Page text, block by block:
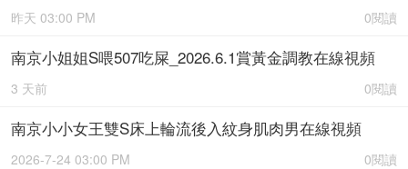
0閱讀
昨天 03:00 PM
南京小姐姐S喂507吃屎_2026.6.1賞黃金調教在線視頻
0閱讀
3 天前
南京小小女王雙S床上輪流後入紋身肌肉男在線視頻
0閱讀
2026-7-24 03:00 PM